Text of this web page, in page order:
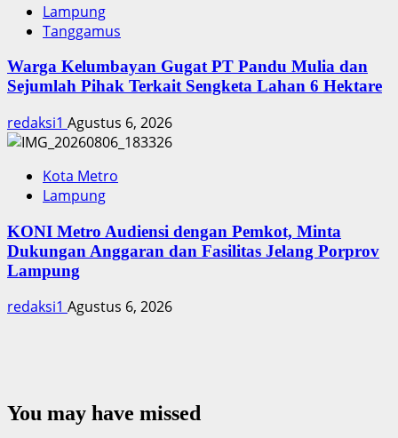
Lampung
Tanggamus
Warga Kelumbayan Gugat PT Pandu Mulia dan
Sejumlah Pihak Terkait Sengketa Lahan 6 Hektare
redaksi1 Agustus 6, 2026
Kota Metro
Lampung
KONI Metro Audiensi dengan Pemkot, Minta
Dukungan Anggaran dan Fasilitas Jelang Porprov
Lampung
redaksi1 Agustus 6, 2026
You may have missed